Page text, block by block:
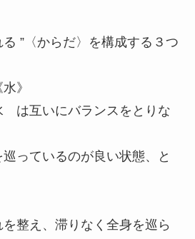
”〈からだ〉を構成する３つ
水》
いにバランスをとりな
っているのが良い状態、と
え、滞りなく全身を巡ら